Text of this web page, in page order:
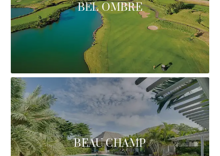
BEL OMBRE
BEAU CHAMP